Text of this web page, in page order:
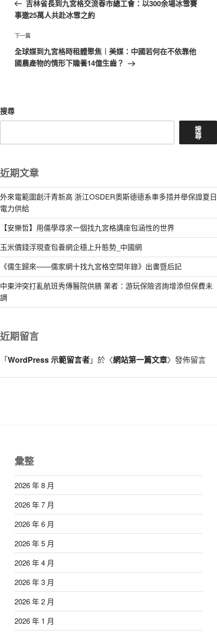
導
覽
篇
章
吉林省長到九宮格交流春市總工會：以300余場冰雪賽
事邀25萬人共赴冰雪之約
下
一
篇
下一篇
全球媒到九宮格時租體聚焦︱美媒：中國若何在不依靠他
國農產物的情形下贍養14億生齒？
搜尋
搜
尋
近期文章
外來電範圍創汗青新高 浙江OSDER奧斯德德系車多措并舉保證夏日
電力供給
【安樂哲】用儒學尋求一個找九宮格講座包涵性的世界
玉米價錢浮現查包養網企穩上升態勢_中國網
《儒生歸來——儒家網十找九宮格空間年錄》出書暨后記
中東沖突打亂航班秀傳醫院供膳 業者：游玩保險咨詢增添但保費未
調
近期留言
「WordPress 示範留言者」於〈網站第一篇文章〉發佈留言
彙整
2026 年 8 月
2026 年 7 月
2026 年 6 月
2026 年 5 月
2026 年 4 月
2026 年 3 月
2026 年 2 月
2026 年 1 月